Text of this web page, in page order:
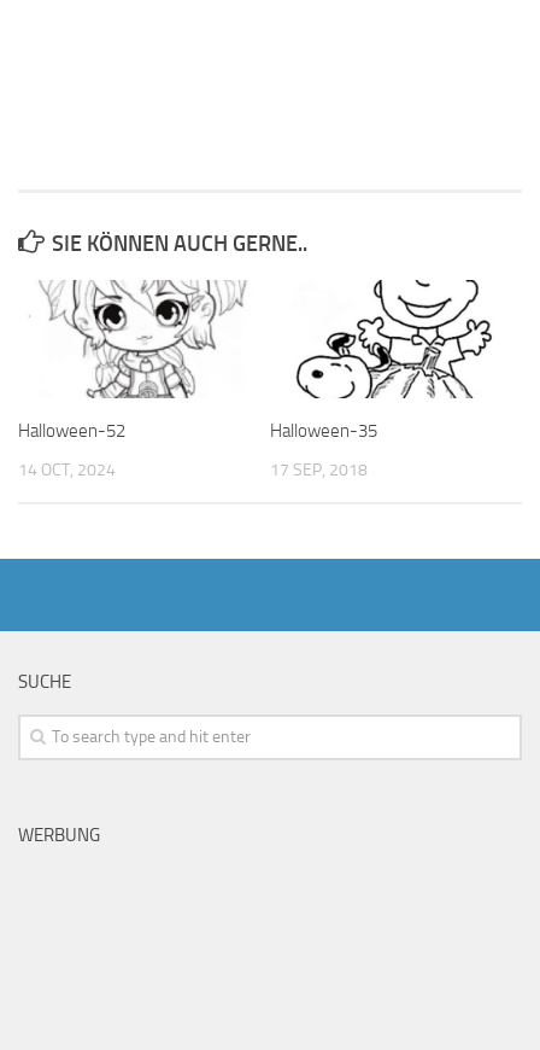
SIE KÖNNEN AUCH GERNE..
Halloween-52
14 OCT, 2024
Halloween-35
17 SEP, 2018
SUCHE
WERBUNG